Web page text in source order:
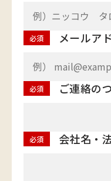
必須 メールア
必須 ご連絡の
必須 会社名・